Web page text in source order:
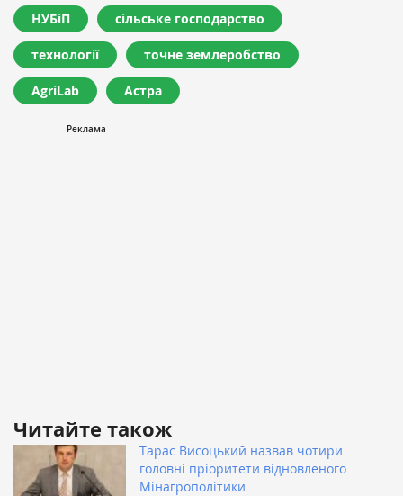
НУБіП сільське господарство
технології точне землеробство
AgriLab Астра
Читайте також
Тарас Висоцький назвав чотири
головні пріоритети відновленого
Мінагрополітики